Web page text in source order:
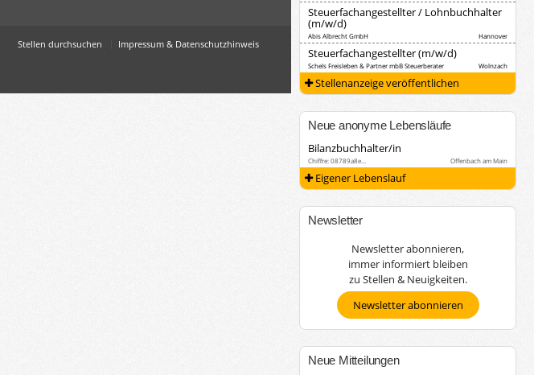
Stellen durchsuchen Impressum & Datenschutzhinweis
Steuerfachangestellter / Lohnbuchhalter
(m/w/d)
Abis Albrecht GmbH Hannover
Steuerfachangestellter (m/w/d)
Schels Freisleben & Partner mbB Steuerberater Wolnzach
Stellenanzeige veröffentlichen
Neue anonyme Lebensläufe
Bilanzbuchhalter/in
Chiffre: 08789a8e… Offenbach am Main
Eigener Lebenslauf
Newsletter
Newsletter abonnieren,
immer informiert bleiben
zu Stellen & Neuigkeiten.
Newsletter abonnieren
Neue Mitteilungen